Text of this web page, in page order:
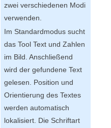
zwei verschiedenen Modi
verwenden.
Im Standardmodus sucht
das Tool Text und Zahlen
im Bild. Anschließend
wird der gefundene Text
gelesen. Position und
Orientierung des Textes
werden automatisch
lokalisiert. Die Schriftart